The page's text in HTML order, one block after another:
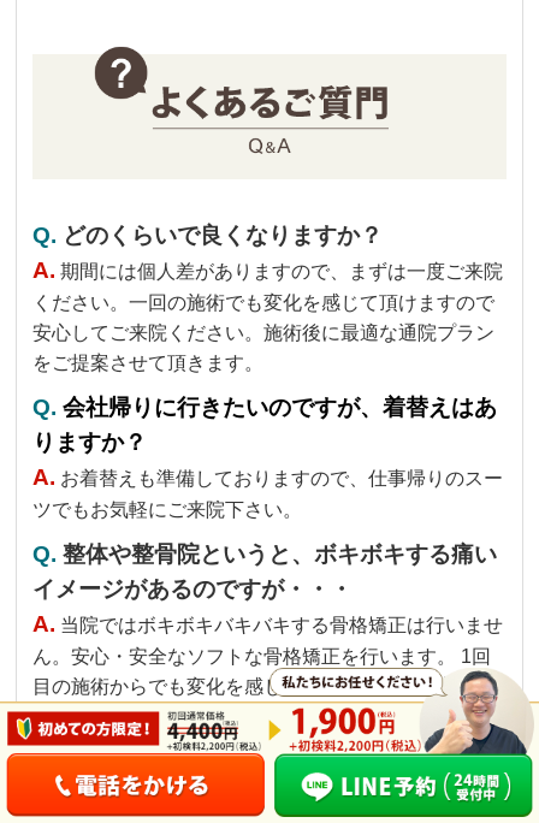
Q. どのくらいで良くなりますか？
A. 期間には個人差がありますので、まずは一度ご来院
ください。一回の施術でも変化を感じて頂けますので
安心してご来院ください。施術後に最適な通院プラン
をご提案させて頂きます。
Q.会社帰りに行きたいのですが、着替えはあ
りますか？
A. お着替えも準備しておりますので、仕事帰りのスー
ツでもお気軽にご来院下さい。
Q.整体や整骨院というと、ボキボキする痛い
イメージがあるのですが・・・
A. 当院ではボキボキバキバキする骨格矯正は行いませ
ん。安心・安全なソフトな骨格矯正を行います。 1回
目の施術からでも変化を感じて頂けますので安心して
ご来院ください。